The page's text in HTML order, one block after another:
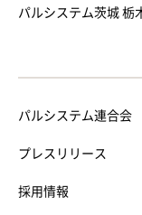
パルシステム茨城 栃
パルシステム連合会
プレスリリース
採用情報